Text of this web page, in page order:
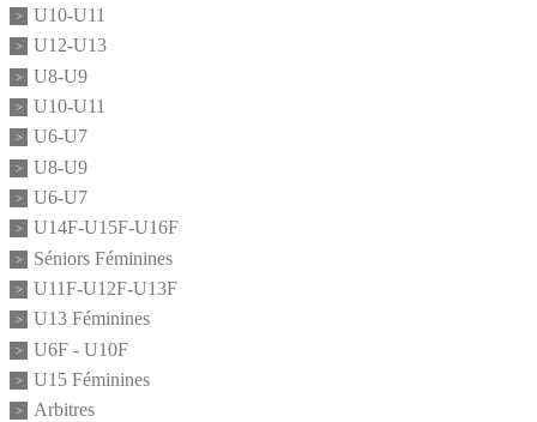
U10-U11
U12-U13
U8-U9
U10-U11
U6-U7
U8-U9
U6-U7
U14F-U15F-U16F
Séniors Féminines
U11F-U12F-U13F
U13 Féminines
U6F - U10F
U15 Féminines
Arbitres